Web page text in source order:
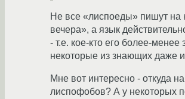
Не все «лиспоеды» пишут на
вечера», а язык
- т.е. кое-кто его более-менее
некоторые из знающих даже
Мне вот интересно - откуда
лиспофобов? А у некоторых